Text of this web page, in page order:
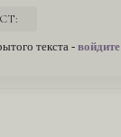
текста - войдите